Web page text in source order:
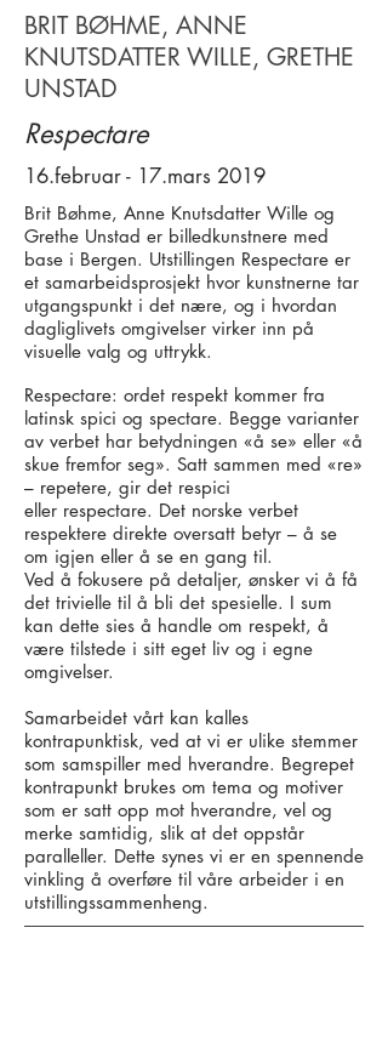
BRIT BØHME, ANNE
KNUTSDATTER WILLE, GRETHE
UNSTAD
Respectare
16.februar - 17.mars 2019
Brit Bøhme, Anne Knutsdatter Wille og
Grethe Unstad er billedkunstnere med
base i Bergen. Utstillingen Respectare er
et samarbeidsprosjekt hvor kunstnerne tar
utgangspunkt i det nære, og i hvordan
dagliglivets omgivelser virker inn på
visuelle valg og uttrykk.
Respectare: ordet respekt kommer fra
latinsk spici og spectare. Begge varianter
av verbet har betydningen «å se» eller «å
skue fremfor seg». Satt sammen med «re»
– repetere, gir det respici
eller respectare. Det norske verbet
respektere direkte oversatt betyr – å se
om igjen eller å se en gang til.
Ved å fokusere på detaljer, ønsker vi å få
det trivielle til å bli det spesielle. I sum
kan dette sies å handle om respekt, å
være tilstede i sitt eget liv og i egne
omgivelser.
Samarbeidet vårt kan kalles
kontrapunktisk, ved at vi er ulike stemmer
som samspiller med hverandre. Begrepet
kontrapunkt brukes om tema og motiver
som er satt opp mot hverandre, vel og
merke samtidig, slik at det oppstår
paralleller. Dette synes vi er en spennende
vinkling å overføre til våre arbeider i en
utstillingssammenheng.